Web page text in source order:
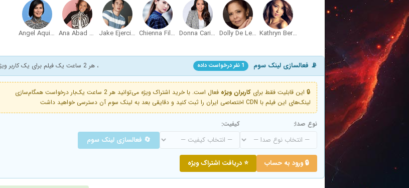
Kathryn Bernardo
Dolly De Leon
Donna Cariaga
Chienna Filomeno
Jake Ejercito
Ana Abad Santos
Angel Aquino
📡 فعالسازی لینک سوم 1 نفر درخواست داده ، هر 2 ساعت یک فیلم برای یک کاربر ویژه
🔒 این قابلیت فقط برای کاربران ویژه
فعال است. با خرید اشتراک ویژه می‌توانید هر 2 ساعت یک‌بار درخواست همگام‌سازی
لینک‌های این فیلم با CDN اختصاصی ایران را ثبت کنید و دقایقی بعد به لینک سوم آن دسترسی خواهید داشت
نوع صدا: کیفیت:
🔄 فعالسازی لینک سوم
🔒 ورود به حساب ⭐ دریافت اشتراک ویژه